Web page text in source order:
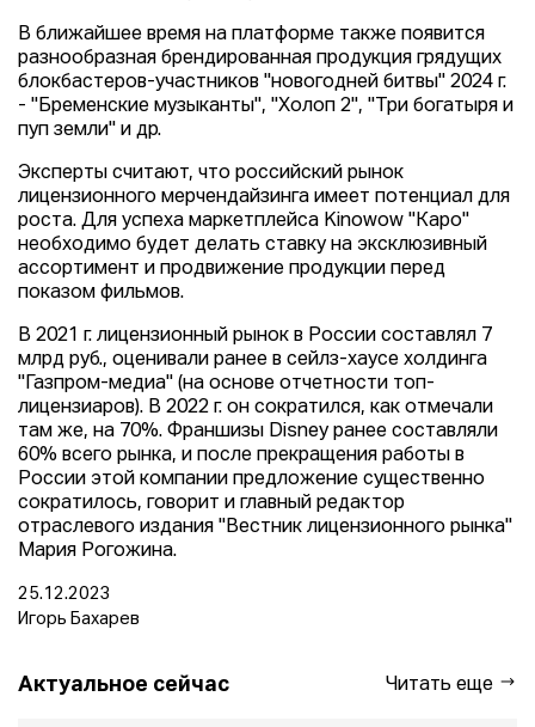
В ближайшее время на платформе также появится
разнообразная брендированная продукция грядущих
блокбастеров-участников "новогодней битвы" 2024 г.
- "Бременские музыканты", "Холоп 2", "Три богатыря и
пуп земли" и др.
Эксперты считают, что российский рынок
лицензионного мерчендайзинга имеет потенциал для
роста. Для успеха маркетплейса Kinowow "Каро"
необходимо будет делать ставку на эксклюзивный
ассортимент и продвижение продукции перед
показом фильмов.
В 2021 г. лицензионный рынок в России составлял 7
млрд руб., оценивали ранее в сейлз-хаусе холдинга
"Газпром-медиа" (на основе отчетности топ-
лицензиаров). В 2022 г. он сократился, как отмечали
там же, на 70%. Франшизы Disney ранее составляли
60% всего рынка, и после прекращения работы в
России этой компании предложение существенно
сократилось, говорит и главный редактор
отраслевого издания "Вестник лицензионного рынка"
Мария Рогожина.
25.12.2023
Игорь Бахарев
Актуальное сейчас Читать еще